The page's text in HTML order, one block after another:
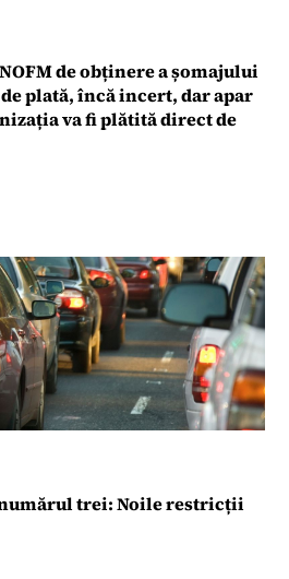
de obținere a șomajului
plată, încă incert, dar apar
va fi plătită direct de
trei: Noile restricții